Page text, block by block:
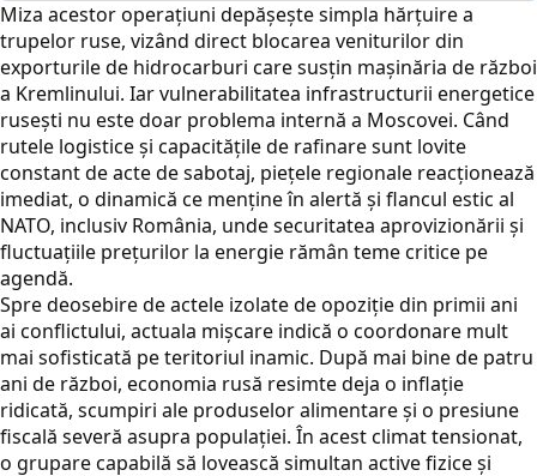
Miza acestor operațiuni depășește simpla hărțuire a
trupelor ruse, vizând direct blocarea veniturilor din
exporturile de hidrocarburi care susțin mașinăria de război
a Kremlinului. Iar vulnerabilitatea infrastructurii energetice
rusești nu este doar problema internă a Moscovei. Când
rutele logistice și capacitățile de rafinare sunt lovite
constant de acte de sabotaj, piețele regionale reacționează
imediat, o dinamică ce menține în alertă și flancul estic al
NATO, inclusiv România, unde securitatea aprovizionării și
fluctuațiile prețurilor la energie rămân teme critice pe
agendă.
Spre deosebire de actele izolate de opoziție din primii ani
ai conflictului, actuala mișcare indică o coordonare mult
mai sofisticată pe teritoriul inamic. După mai bine de patru
ani de război, economia rusă resimte deja o inflație
ridicată, scumpiri ale produselor alimentare și o presiune
fiscală severă asupra populației. În acest climat tensionat,
o grupare capabilă să lovească simultan active fizice și